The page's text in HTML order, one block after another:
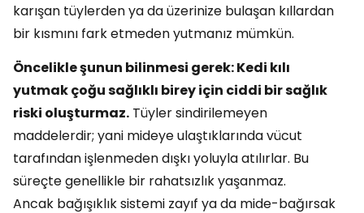
karışan tüylerden ya da üzerinize bulaşan kıllardan
bir kısmını fark etmeden yutmanız mümkün.
Öncelikle şunun bilinmesi gerek: Kedi kılı
yutmak çoğu sağlıklı birey için ciddi bir sağlık
riski oluşturmaz. Tüyler sindirilemeyen
maddelerdir; yani mideye ulaştıklarında vücut
tarafından işlenmeden dışkı yoluyla atılırlar. Bu
süreçte genellikle bir rahatsızlık yaşanmaz.
Ancak bağışıklık sistemi zayıf ya da mide-bağırsak